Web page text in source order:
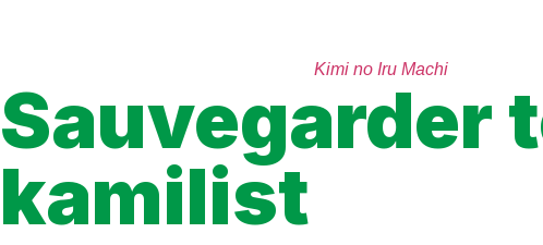
Kimi no Iru Machi
Sauvegarder
kamilist